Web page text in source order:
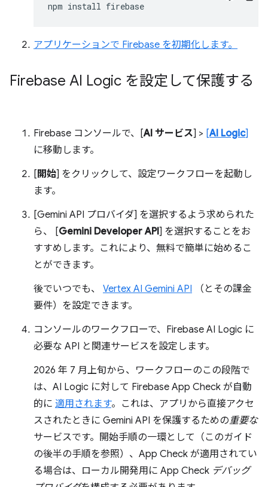
npm install
アプリケーションで Firebase を初期化します。
Firebase AI Logic を設定して保護する
Firebase コンソールで、[AI サービス] > [AI Logic]
に移動します。
[ 開始] をクリックして、設定ワークフローを起動し
ます。
[Gemini API プロバイダ] を選択するよう求められた
ら、 [Gemini Developer API] を選択することをお
すすめします。これにより、無料で簡単に始めるこ
とができます。
後でいつでも、 Vertex AI Gemini API （とその課金
要件）を設定できます。
コンソールのワークフローで、Firebase AI Logic に
必要な API と関連サービスを設定します。
2026 年 7 月上旬から、ワークフローのこの段階で
は、AI Logic に対して Firebase App Check が自動
的に 適用されます。これは、アプリから直接アクセ
スされたときに Gemini API を保護するための重要な
サービスです。開始手順の一環として（このガイド
の後半の手順を参照）、App Check が適用されてい
る場合は、ローカル開発用に App Check デバッグ